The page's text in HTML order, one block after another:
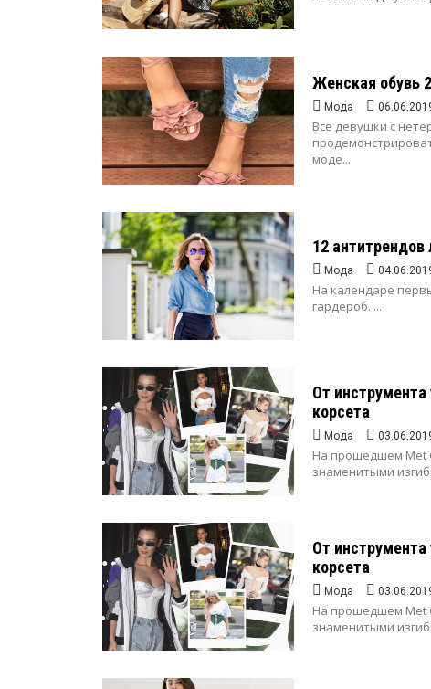
Женская обувь
Мода
Все девушки с
моде...
12
Мода
На календаре
гардероб. ...
От инструмента
корсета
Мода
На прошедшем Met
знаменитыми
От инструмента
корсета
Мода
На прошедшем Met
знаменитыми